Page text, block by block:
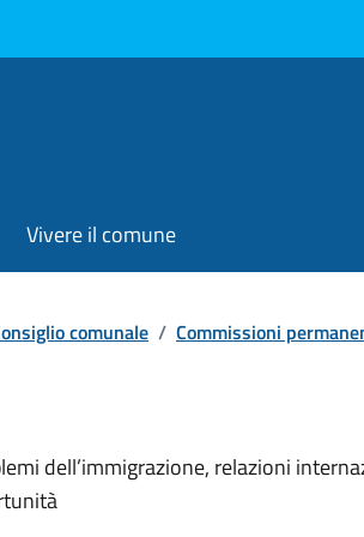
Vivere il comune
comunale / Commissioni
dell’immigrazione, relazioni